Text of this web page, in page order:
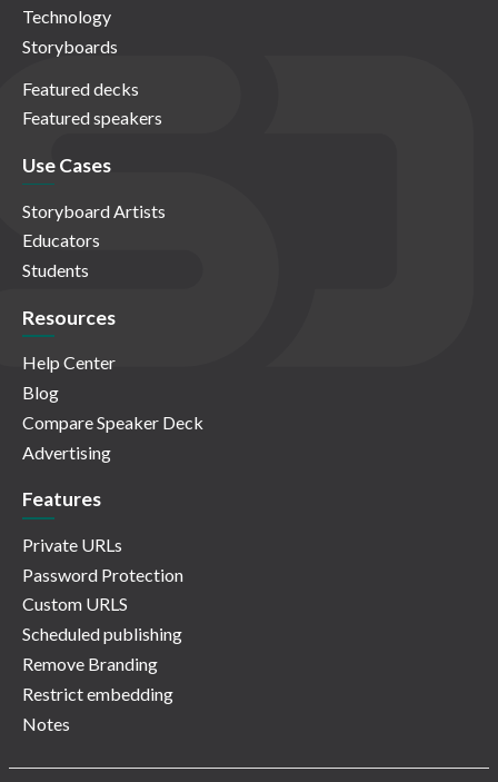
Technology
Storyboards
Featured decks
Featured speakers
Use Cases
Storyboard Artists
Educators
Students
Resources
Help Center
Blog
Compare Speaker Deck
Advertising
Features
Private URLs
Password Protection
Custom URLS
Scheduled publishing
Remove Branding
Restrict embedding
Notes